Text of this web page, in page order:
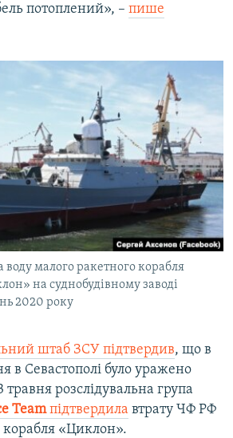
потоплений», – пише
воду малого ракетного корабля
на суднобудівному заводі
2020 року
штаб ЗСУ підтвердив, що в
в Севастополі було уражено
розслідувальна група
Teamпідтвердила втрату ЧФ РФ
корабля «Циклон».